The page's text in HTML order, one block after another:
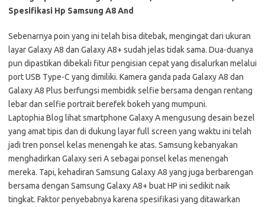
Spesifikasi Hp Samsung A8 And
Sebenarnya poin yang ini telah bisa ditebak, mengingat dari ukuran
layar Galaxy A8 dan Galaxy A8+ sudah jelas tidak sama. Dua-duanya
pun dipastikan dibekali fitur pengisian cepat yang disalurkan melalui
port USB Type-C yang dimiliki. Kamera ganda pada Galaxy A8 dan
Galaxy A8 Plus berfungsi membidik selfie bersama dengan rentang
lebar dan selfie portrait berefek bokeh yang mumpuni.
Laptophia Blog lihat smartphone Galaxy A mengusung desain bezel
yang amat tipis dan di dukung layar full screen yang waktu ini telah
jadi tren ponsel kelas menengah ke atas. Samsung kebanyakan
menghadirkan Galaxy seri A sebagai ponsel kelas menengah
mereka. Tapi, kehadiran Samsung Galaxy A8 yang juga berbarengan
bersama dengan Samsung Galaxy A8+ buat HP ini sedikit naik
tingkat. Faktor penyebabnya karena spesifikasi yang ditawarkan